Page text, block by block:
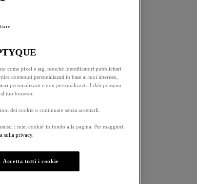
come pixel e tag, nonché identificatori pubblicitari
contenuti personalizzati in base ai tuoi interessi,
personalizzati e non personalizzati. I dati possono
tuo browser.
dei cookie o continuare senza accettarli.
i miei cookie' in fondo alla pagina. Per maggiori
sulla privacy.
Accetta tutti i cookie